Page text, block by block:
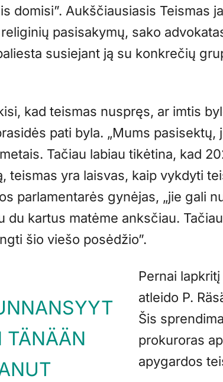
domisi”. Aukščiausiasis Teismas
pasisakymų, sako
susiejant ją su konkrečių
kad teismas nuspręs, ar imtis
pati byla. „Mums pasisektų,
Tačiau labiau tikėtina, kad
teismas yra laisvas, kaip vykdyti
parlamentarės gynėjas, „jie gali
du kartus matėme anksčiau.
šio viešo posėdžio”.
TÄNÄÄN
Pernai
atleido P.
Šis
prokuroras
apygardos